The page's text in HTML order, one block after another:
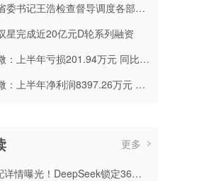
记王浩检查督导调度各部门各系统防汛防台工作
星完成近20亿元D轮系列融资
上半年亏损201.94万元 同比亏损收窄
上半年净利润8397.26万元 同比扭亏为盈
更多
DeepSeek锁定36个月，社保基金多个组合参与